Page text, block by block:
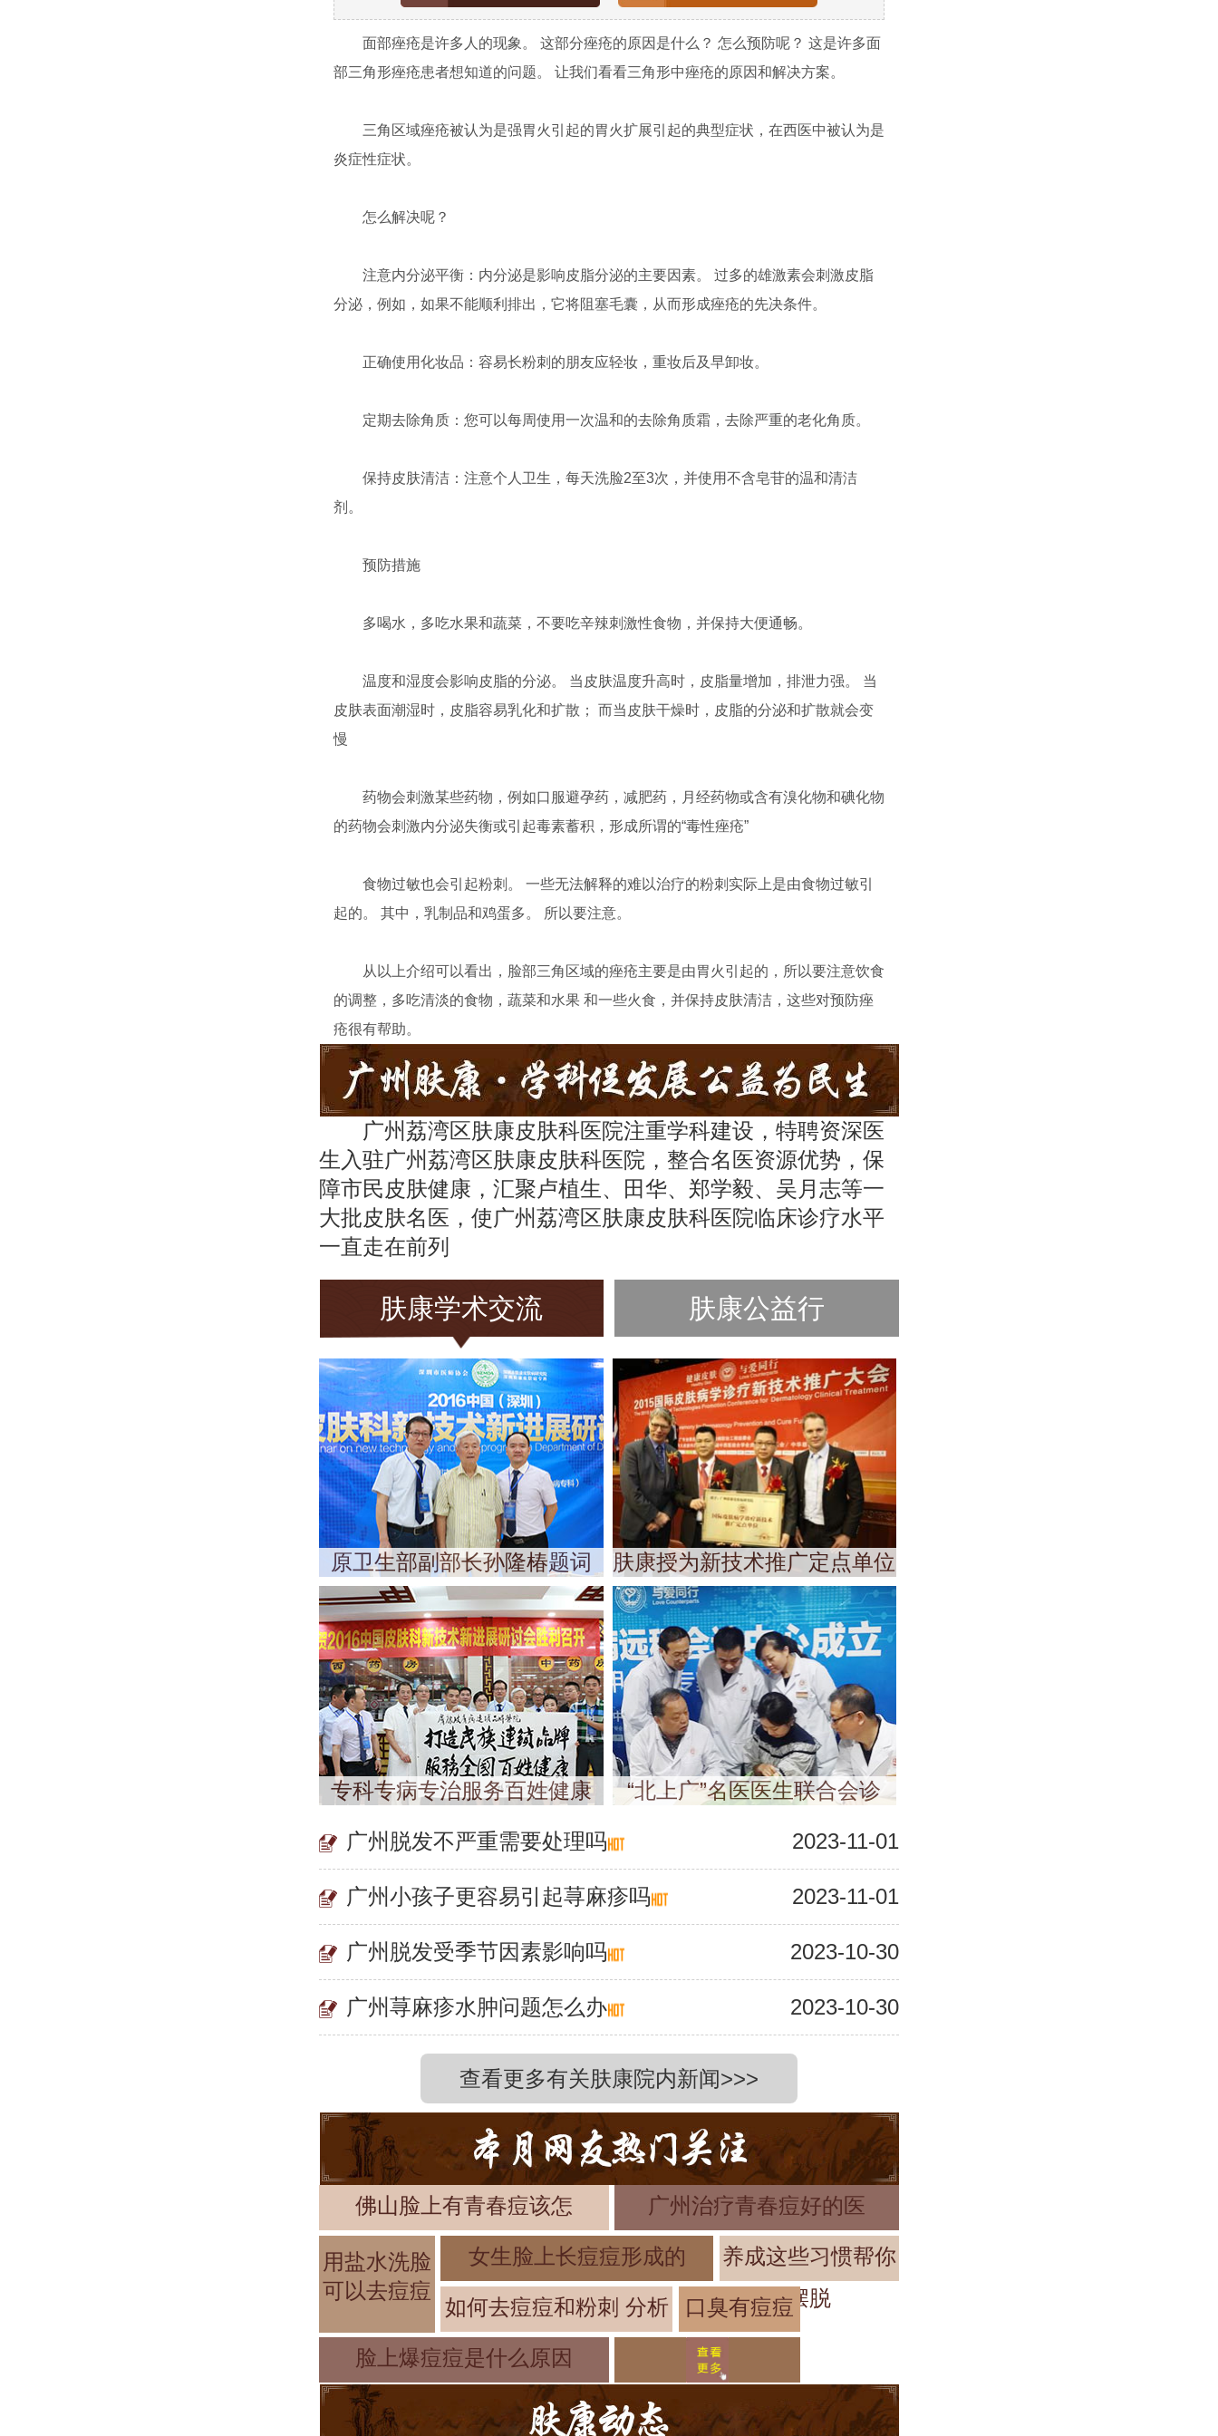
面部痤疮是许多人的现象。 这部分痤疮的原因是什么？ 怎么预防呢？ 这是许多面
部三角形痤疮患者想知道的问题。 让我们看看三角形中痤疮的原因和解决方案。
三角区域痤疮被认为是强胃火引起的胃火扩展引起的典型症状，在西医中被认为是
炎症性症状。
怎么解决呢？
注意内分泌平衡：内分泌是影响皮脂分泌的主要因素。 过多的雄激素会刺激皮脂
分泌，例如，如果不能顺利排出，它将阻塞毛囊，从而形成痤疮的先决条件。
正确使用化妆品：容易长粉刺的朋友应轻妆，重妆后及早卸妆。
定期去除角质：您可以每周使用一次温和的去除角质霜，去除严重的老化角质。
保持皮肤清洁：注意个人卫生，每天洗脸2至3次，并使用不含皂苷的温和清洁
剂。
预防措施
多喝水，多吃水果和蔬菜，不要吃辛辣刺激性食物，并保持大便通畅。
温度和湿度会影响皮脂的分泌。 当皮肤温度升高时，皮脂量增加，排泄力强。 当
皮肤表面潮湿时，皮脂容易乳化和扩散； 而当皮肤干燥时，皮脂的分泌和扩散就会变
慢
药物会刺激某些药物，例如口服避孕药，减肥药，月经药物或含有溴化物和碘化物
的药物会刺激内分泌失衡或引起毒素蓄积，形成所谓的“毒性痤疮”
食物过敏也会引起粉刺。 一些无法解释的难以治疗的粉刺实际上是由食物过敏引
起的。 其中，乳制品和鸡蛋多。 所以要注意。
从以上介绍可以看出，脸部三角区域的痤疮主要是由胃火引起的，所以要注意饮食
的调整，多吃清淡的食物，蔬菜和水果 和一些火食，并保持皮肤清洁，这些对预防痤
疮很有帮助。
广州荔湾区肤康皮肤科医院注重学科建设，特聘资深医
生入驻广州荔湾区肤康皮肤科医院，整合名医资源优势，保
障市民皮肤健康，汇聚卢植生、田华、郑学毅、吴月志等一
大批皮肤名医，使广州荔湾区肤康皮肤科医院临床诊疗水平
一直走在前列
肤康学术交流 肤康公益行
原卫生部副部长孙隆椿题词 肤康授为新技术推广定点单位
专科专病专治服务百姓健康 “北上广”名医医生联合会诊
广州脱发不严重需要处理吗 2023-11-01
广州小孩子更容易引起荨麻疹吗 2023-11-01
广州脱发受季节因素影响吗 2023-10-30
广州荨麻疹水肿问题怎么办 2023-10-30
查看更多有关肤康院内新闻>>>
佛山脸上有青春痘该怎 广州治疗青春痘好的医
用盐水洗脸
可以去痘痘
女生脸上长痘痘形成的
养成这些习惯帮你
摆脱
如何去痘痘和粉刺 分析
口臭有痘痘
是怎么了 警
脸上爆痘痘是什么原因